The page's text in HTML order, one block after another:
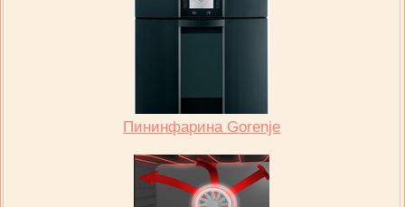
Пининфарина Gorenje